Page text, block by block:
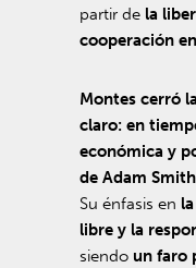
partir de la
cooperación
Montes cerró
claro: en
económica y
de Adam
Su énfasis en
libre y la
siendo un faro